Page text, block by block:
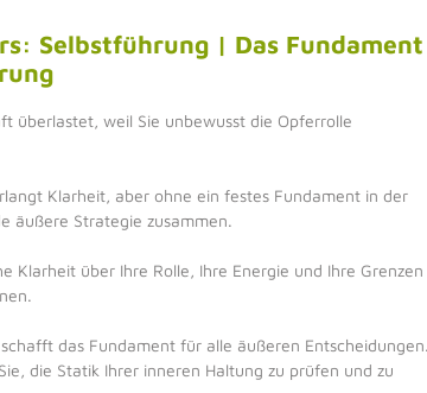
Selbstführung | Das
überlastet, weil Sie unbewusst die Opferrolle
Klarheit, aber ohne ein festes Fundament in der
äußere Strategie zusammen.
Klarheit über Ihre Rolle, Ihre Energie und Ihre Grenzen
das Fundament für alle äußeren
die Statik Ihrer inneren Haltung zu prüfen und zu